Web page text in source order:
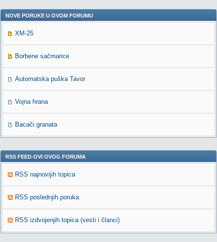
NOVE PORUKE U OVOM FORUMU
XM-25
Borbene sačmarice
Automatska puška Tavor
Vojna hrana
Bacači granata
RSS FEED-OVI OVOG FORUMA
RSS najnovijih topica
RSS poslednjih poruka
RSS izdvojenjih topica (vesti i članci)